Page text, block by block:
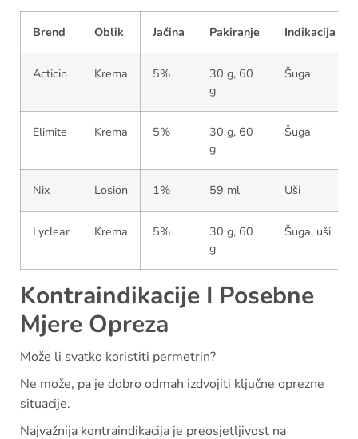
Brend Oblik Jačina Pakiranje Indikacija
Acticin Krema 5%
30 g, 60
g
Šuga
Elimite Krema 5%
30 g, 60
g
Šuga
Nix Losion 1% 59 ml Uši
Lyclear Krema 5%
30 g, 60
g
Šuga, uši
Kontraindikacije I Posebne
Mjere Opreza
Može li svatko koristiti permetrin?
Ne može, pa je dobro odmah izdvojiti ključne oprezne
situacije.
Najvažnija kontraindikacija je preosjetljivost na